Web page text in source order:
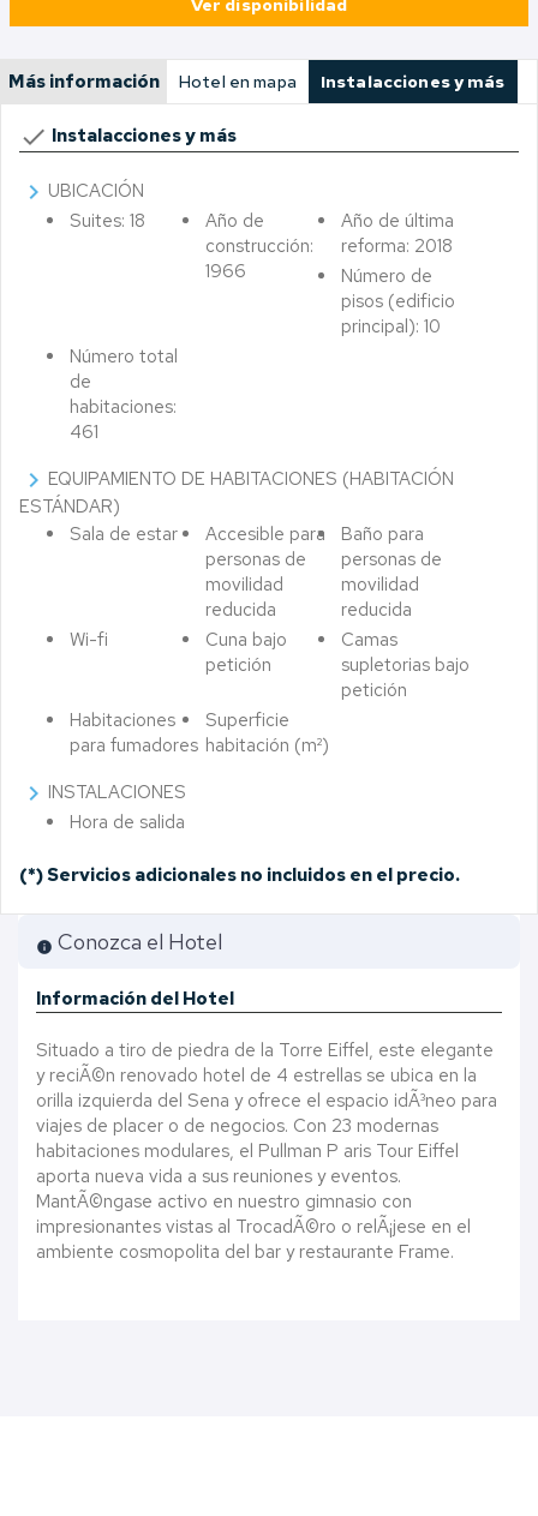
Ver disponibilidad
Más información Hotel en mapa Instalacciones y más
done Instalacciones y más
chevron_right UBICACIÓN
Suites: 18
Año de
construcción:
1966
Año de última
reforma: 2018
Número de
pisos (edificio
principal): 10
Número total
de
habitaciones:
461
chevron_right EQUIPAMIENTO DE HABITACIONES (HABITACIÓN
ESTÁNDAR)
Sala de estar
Accesible para
personas de
movilidad
reducida
Baño para
personas de
movilidad
reducida
Wi-fi
Cuna bajo
petición
Camas
supletorias bajo
petición
Habitaciones
para fumadores
Superficie
habitación (m²)
chevron_right INSTALACIONES
Hora de salida
(*)Servicios adicionales no incluidos en el precio.
info Conozca el Hotel
Información del Hotel
Situado a tiro de piedra de la Torre Eiffel, este elegante
y reciÃ©n renovado hotel de 4 estrellas se ubica en la
orilla izquierda del Sena y ofrece el espacio idÃ³neo para
viajes de placer o de negocios. Con 23 modernas
habitaciones modulares, el Pullman P aris Tour Eiffel
aporta nueva vida a sus reuniones y eventos.
MantÃ©ngase activo en nuestro gimnasio con
impresionantes vistas al TrocadÃ©ro o relÃ¡jese en el
ambiente cosmopolita del bar y restaurante Frame.